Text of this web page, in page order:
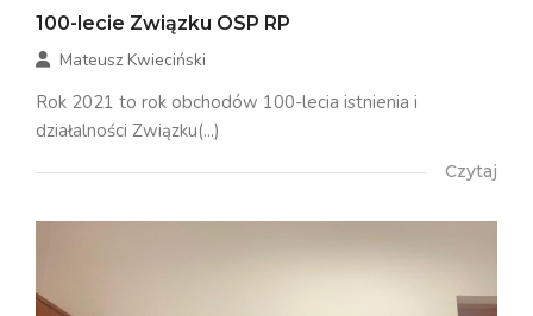
100-lecie Związku OSP RP
Mateusz Kwieciński
Rok 2021 to rok obchodów 100-lecia istnienia i
działalności Związku(...)
Czytaj